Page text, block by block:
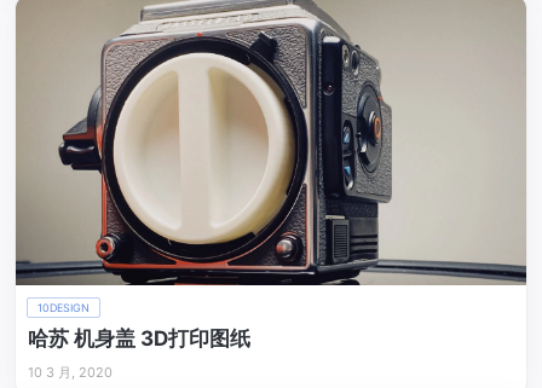
10DESIGN
哈苏 机身盖 3D打印图纸
10 3 月, 2020